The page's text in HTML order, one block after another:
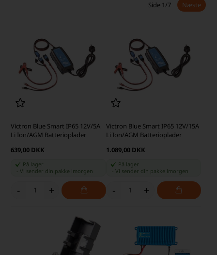
Side 1/7 Næste
Victron Blue Smart IP65 12V/5A
Li Ion/AGM Batterioplader
639,00 DKK
På lager
-Vi sender din pakke imorgen
- +
Victron Blue Smart IP65 12V/15A
Li Ion/AGM Batterioplader
1.089,00 DKK
På lager
Vi sender din pakke imorgen
- +